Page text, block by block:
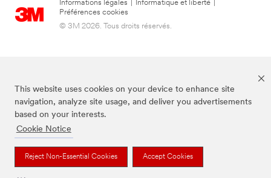
This website uses cookies on your device to enhance site
navigation, analyze site usage, and deliver you advertisements
based on your interests.
Cookie Notice
Reject Non-Essential Cookies Accept Cookies
Informations légales Informatique et liberté
Préférences cookies
© 3M 2026. Tous droits réservés.
de 3M.